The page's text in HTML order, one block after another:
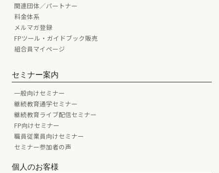
関連団体／パートナー
料金体系
メルマガ登録
FPツール・ガイドブック販売
組合員マイページ
セミナー案内
一般向けセミナー
継続教育通学セミナー
継続教育ライブ配信セミナー
FP向けセミナー
職員従業員向けセミナー
セミナー参加者の声
個人のお客様